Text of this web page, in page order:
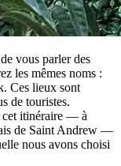
vous parler des
les mêmes noms :
Ces lieux sont
de touristes.
cet itinéraire — à
de Saint Andrew —
nous avons choisi